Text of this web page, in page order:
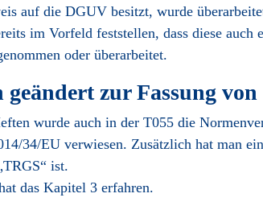
auf die DGUV besitzt, wurde
im Vorfeld feststellen, dass diese
oder überarbeitet.
geändert zur Fassung von
wurde auch in der T055 die
34/EU verwiesen. Zusätzlich hat man
ist.
das Kapitel 3 erfahren.